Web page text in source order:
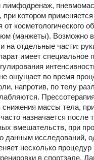
лимфодренаж,
котором
косметологического
(манжеты). Возможно
на отдельные части:
имеет специальное
ощущает во время
напротив, по телу
массы тела,
назначается после
вмешательств, при
данным исследований,
несколько процедур
в спортзале.